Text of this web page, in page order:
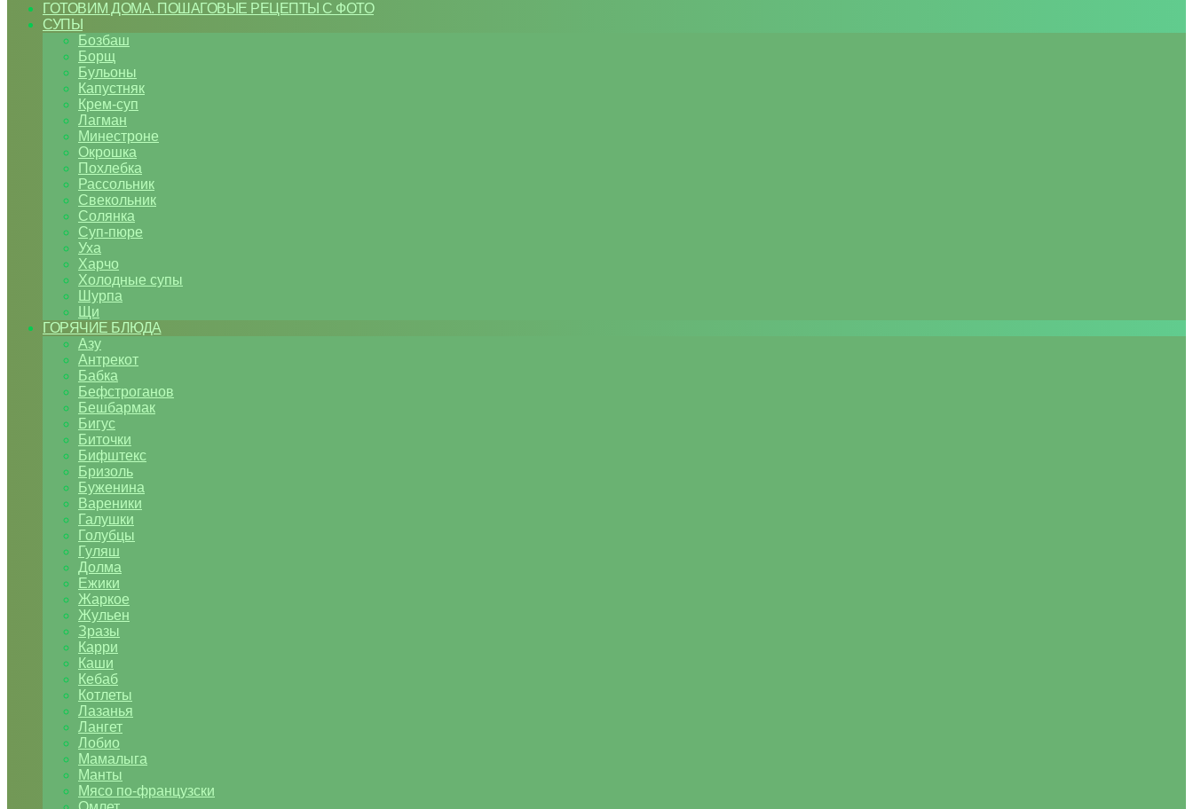
ГОТОВИМ ДОМА. ПОШАГОВЫЕ РЕЦЕПТЫ С ФОТО
СУПЫ
Бозбаш
Борщ
Бульоны
Капустняк
Крем-суп
Лагман
Минестроне
Окрошка
Похлебка
Рассольник
Свекольник
Солянка
Суп-пюре
Уха
Харчо
Холодные супы
Шурпа
Щи
ГОРЯЧИЕ БЛЮДА
Азу
Антрекот
Бабка
Бефстроганов
Бешбармак
Бигус
Биточки
Бифштекс
Бризоль
Буженина
Вареники
Галушки
Голубцы
Гуляш
Долма
Ежики
Жаркое
Жульен
Зразы
Карри
Каши
Кебаб
Котлеты
Лазанья
Лангет
Лобио
Мамалыга
Манты
Мясо по-французски